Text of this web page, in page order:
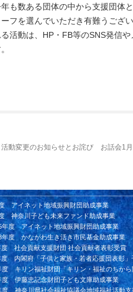
も数ある団体の中から支援団体
ーフを選んでいただき有難うござ
活動は、HP・FB等のSNS発信
活動変更のお知らせとお詫び お話会1月
アイネット地域振興財団助成事業
神奈川子ども未来ファンド助成事業
年度 アイネット地域振興財団助成事業
年度 かながわ生き活き市民基金助成事業
度 社会貢献支援財団 社会貢献者表彰受賞
度 内閣府「子供と家族・若者応援団表彰」
度 キリン福祉財団「キリン・福祉のちから
度 伊藤忠記念財団子ども文庫助成事業
度 神奈川県社会福祉協議会地域福祉活動支